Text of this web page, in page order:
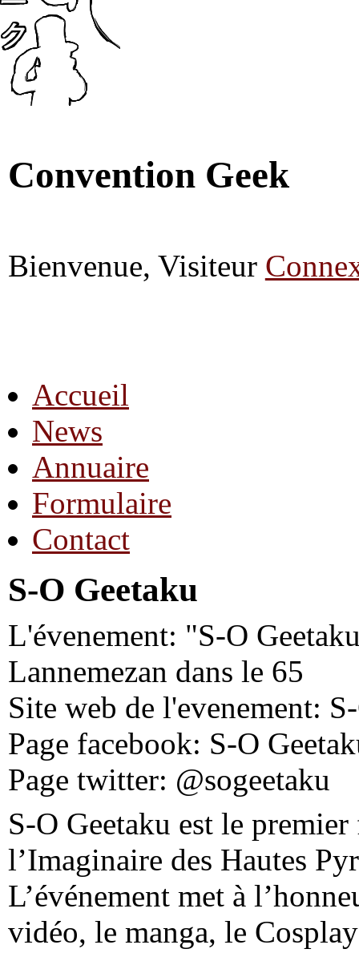
Convention Geek
Bienvenue, Visiteur
Accueil
News
Annuaire
Formulaire
Contact
S-O Geetaku
L'évenement: "S-O
Lannemezan dans le 65
Site web de l'evenement:
Page facebook: S-O
Page twitter: @sogeetaku
S-O Geetaku est le
l’Imaginaire des Hautes
L’événement met à
vidéo, le manga, le